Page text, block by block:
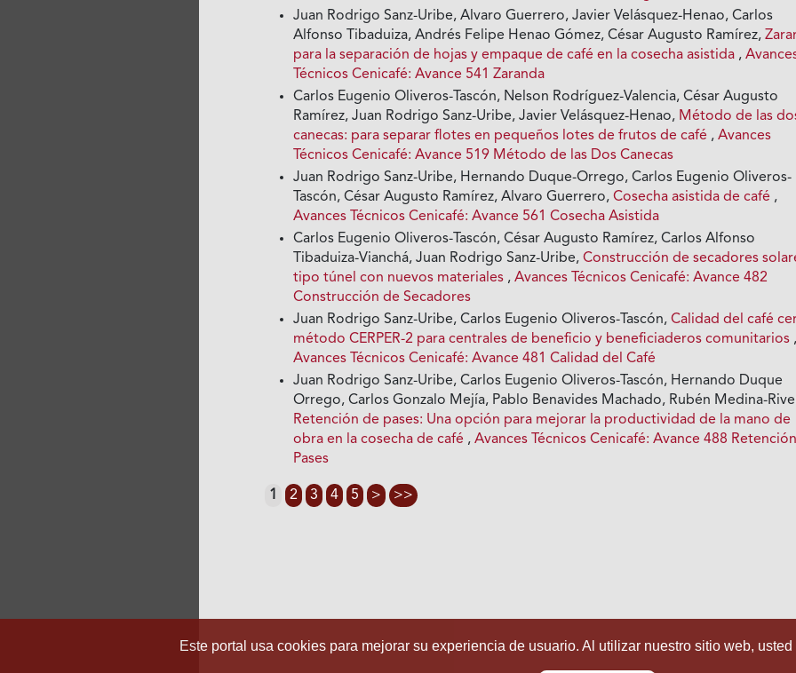
Juan Rodrigo Sanz-Uribe, Alvaro Guerrero, Javier Velásquez-Henao, Carlos
Alfonso Tibaduiza, Andrés Felipe Henao Gómez, César Augusto Ramírez,
para la separación de hojas y empaque de café en la cosecha asistida ,
Técnicos Cenicafé: Avance 541 Zaranda
Carlos Eugenio Oliveros-Tascón, Nelson Rodríguez-Valencia, César Augusto
Ramírez, Juan Rodrigo Sanz-Uribe, Javier Velásquez-Henao, Método de las
canecas: para separar flotes en pequeños lotes de frutos de café ,Avances
Técnicos Cenicafé: Avance 519 Método de las Dos Canecas
Juan Rodrigo Sanz-Uribe, Hernando Duque-Orrego, Carlos Eugenio Oliveros-
Tascón, César Augusto Ramírez, Alvaro Guerrero,Cosecha asistida de café ,
Avances Técnicos Cenicafé: Avance 561 Cosecha Asistida
Carlos Eugenio Oliveros-Tascón, César Augusto Ramírez, Carlos Alfonso
Tibaduiza-Vianchá, Juan Rodrigo Sanz-Uribe,Construcción de secadores
tipo túnel con nuevos materiales ,Avances Técnicos Cenicafé: Avance 482
Construcción de Secadores
Juan Rodrigo Sanz-Uribe, Carlos Eugenio Oliveros-Tascón,Calidad del café
método CERPER-2 para centrales de beneficio y beneficiaderos comunitarios ,
Avances Técnicos Cenicafé: Avance 481 Calidad del Café
Juan Rodrigo Sanz-Uribe, Carlos Eugenio Oliveros-Tascón, Hernando Duque
Orrego, Carlos Gonzalo Mejía, Pablo Benavides Machado, Rubén Medina-
Retención de pases: Una opción para mejorar la productividad de la mano de
obra en la cosecha de café ,Avances Técnicos Cenicafé: Avance 488
Pases
1 2 3 4 5 > >>
Este portal usa cookies para mejorar su experiencia de usuario. Al utilizar nuestro sitio web,